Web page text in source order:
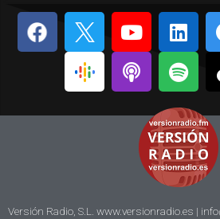
Versión Radio, S.L. www.versionradio.es |